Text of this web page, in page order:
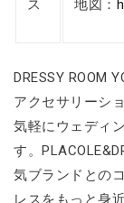
ス
地図：
DRESSY ROOM
アクセサリーシ
気軽にウェディ
す。
気ブランドとの
レスをもっと身